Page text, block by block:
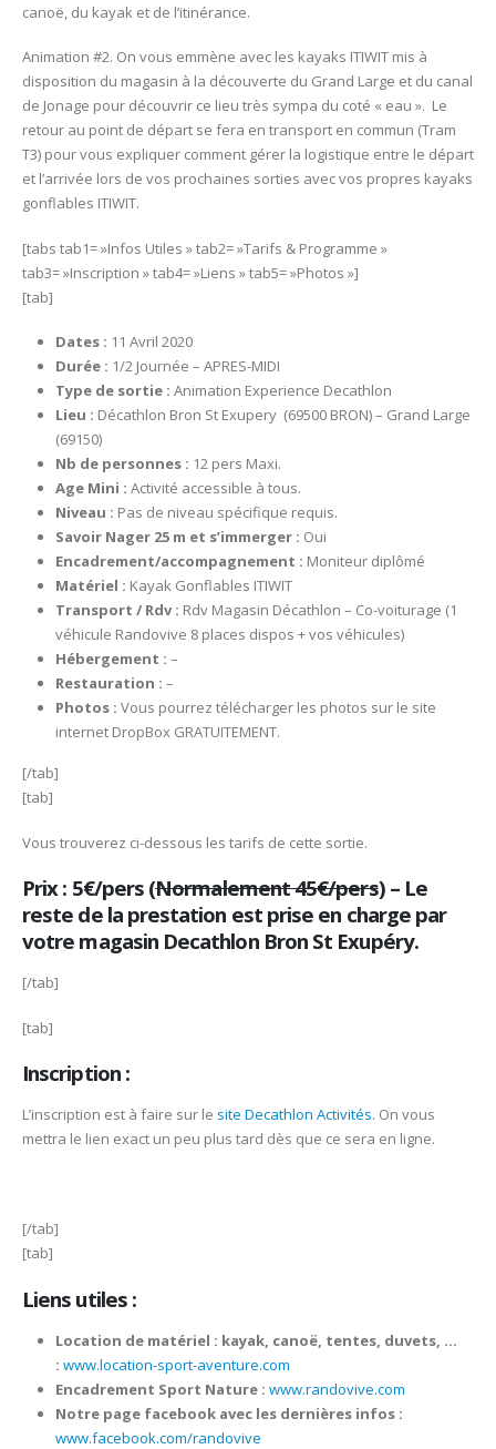
#2
DECATHLON
–
Kayak
Grand
Large
canoë, du kayak et de l’itinérance.
Animation #2. On vous emmène avec les kayaks ITIWIT mis à
disposition du magasin à la découverte du Grand Large et du canal
de Jonage pour découvrir ce lieu très sympa du coté « eau ». Le
retour au point de départ se fera en transport en commun (Tram
T3) pour vous expliquer comment gérer la logistique entre le départ
et l’arrivée lors de vos prochaines sorties avec vos propres kayaks
gonflables ITIWIT.
[tabs tab1= »Infos Utiles » tab2= »Tarifs & Programme »
tab3= »Inscription » tab4= »Liens » tab5= »Photos »]
[tab]
Dates : 11 Avril 2020
Durée : 1/2 Journée – APRES-MIDI
Type de sortie : Animation Experience Decathlon
Lieu : Décathlon Bron St Exupery (69500 BRON) – Grand Large
(69150)
Nb de personnes : 12 pers Maxi.
Age Mini : Activité accessible à tous.
Niveau : Pas de niveau spécifique requis.
Savoir Nager 25 m et s’immerger : Oui
Encadrement/accompagnement : Moniteur diplômé
Matériel : Kayak Gonflables ITIWIT
Transport / Rdv : Rdv Magasin Décathlon – Co-voiturage (1
véhicule Randovive 8 places dispos + vos véhicules)
Hébergement : –
Restauration : –
Photos : Vous pourrez télécharger les photos sur le site
internet DropBox GRATUITEMENT.
[/tab]
[tab]
Vous trouverez ci-dessous les tarifs de cette sortie.
Prix : 5€/pers (Normalement 45€/pers) – Le
reste de la prestation est prise en charge par
votre magasin Decathlon Bron St Exupéry.
[/tab]
[tab]
Inscription :
L’inscription est à faire sur le site Decathlon Activités. On vous
mettra le lien exact un peu plus tard dès que ce sera en ligne.
[/tab]
[tab]
Liens utiles :
Location de matériel : kayak, canoë, tentes, duvets, …
: www.location-sport-aventure.com
Encadrement Sport Nature : www.randovive.com
Notre page facebook avec les dernières infos :
www.facebook.com/randovive